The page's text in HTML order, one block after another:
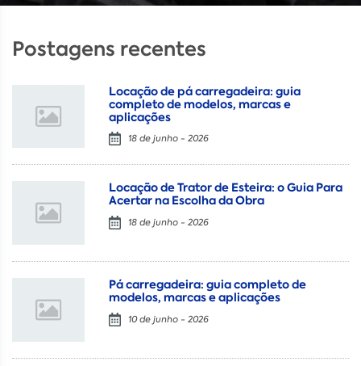
Postagens recentes
Locação de pá carregadeira: guia
completo de modelos, marcas e
aplicações
18 de junho - 2026
Locação de Trator de Esteira: o Guia Para
Acertar na Escolha da Obra
18 de junho - 2026
Pá carregadeira: guia completo de
modelos, marcas e aplicações
10 de junho - 2026